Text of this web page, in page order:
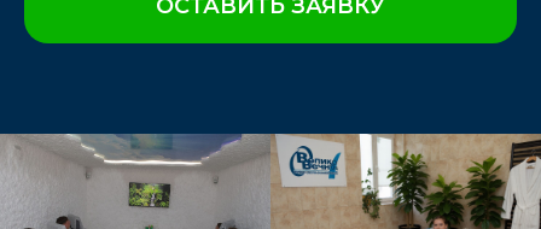
ОСТАВИТЬ ЗАЯВКУ